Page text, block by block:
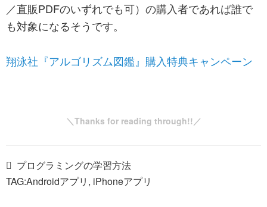
／直販PDFのいずれでも可）の購入者であれば誰で
も対象になるそうです。
翔泳社『アルゴリズム図鑑』購入特典キャンペーン
プログラミングの学習方法
TAG:Androidアプリ , iPhoneアプリ